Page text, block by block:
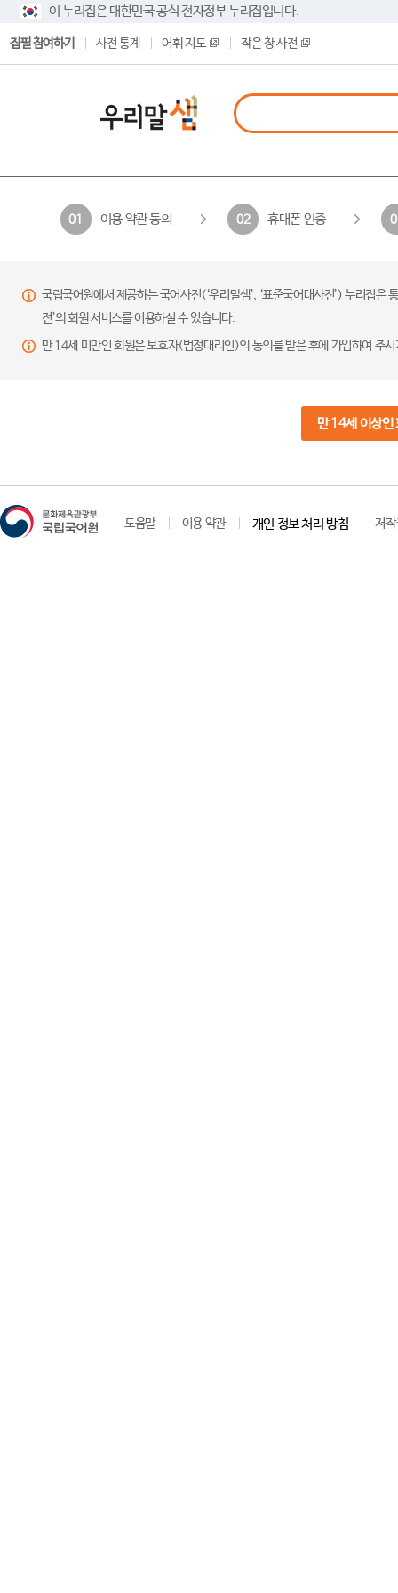
이 누리집은 대한민국 공식 전자정부 누리집입니다.
집필 참여하기 사전 통계 어휘 지도 작은 창 사전
01 이용 약관 동의 02 휴대폰 인증
국립국어원에서 제공하는 국어사전(‘우리말샘’, ‘표준국어대사전’) 누리집
전’의 회원 서비스를 이용하실 수 있습니다.
만 14세 미만인 회원은 보호자(법정대리인)의 동의를 받은 후에 가입하여 주
만 14세 이상인
도움말 이용 약관 개인 정보 처리 방침 저